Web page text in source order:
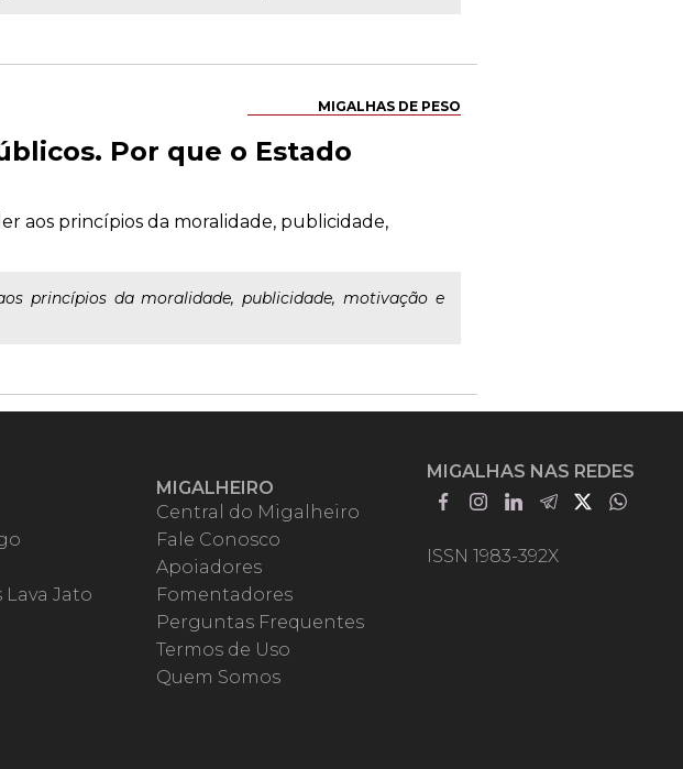
MIGALHAS DE PESO
Por que o Estado
aos princípios da moralidade, publicidade,
princípios da moralidade, publicidade, motivação e
Lava Jato
MIGALHEIRO
Central do Migalheiro
Fale Conosco
Apoiadores
Fomentadores
Perguntas Frequentes
Termos de Uso
Quem Somos
MIGALHAS NAS REDES
ISSN 1983-392X